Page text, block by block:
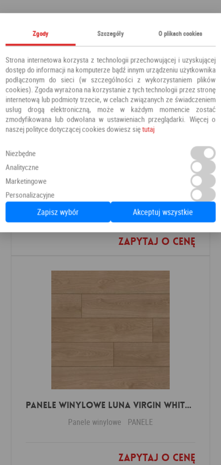
Polecamy również
Panele winylowe PANELE
Zapytaj o cenę
Dodaj do ulubionych
Panele winylowe Luna virgin white 57588 Klasa 34 3 mm
Panele winylowe PANELE
Zapytaj o cenę
Dodaj do ulubionych
Zgody Szczegóły O plikach cookies
Strona internetowa korzysta z technologii przechowującej i uzyskującej
dostęp do informacji na komputerze bądź innym urządzeniu użytkownika
podłączonym do sieci (w szczególności z wykorzystaniem plików
cookies). Zgoda wyrażona na korzystanie z tych technologii przez stronę
internetową lub podmioty trzecie, w celach związanych ze świadczeniem
usług drogą elektroniczną, może w każdym momencie zostać
zmodyfikowana lub odwołana w ustawieniach przeglądarki. Więcej o
naszej polityce dotyczącej cookies dowiesz siętutaj
Niezbędne
Analityczne
Marketingowe
Personalizacyjne
Zapisz wybór Akceptuj wszystkie